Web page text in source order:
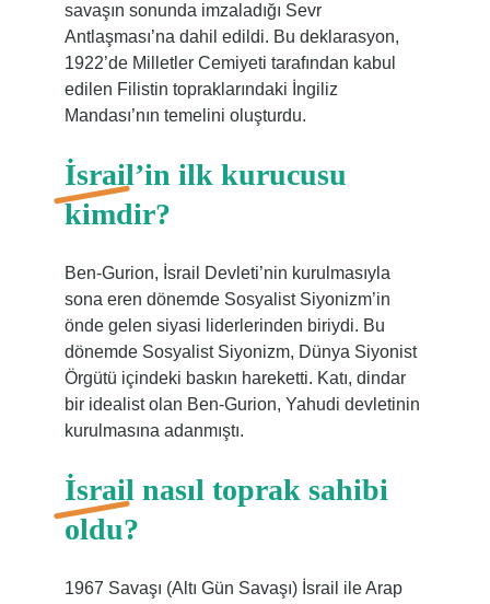
savaşın sonunda imzaladığı Sevr
Antlaşması’na dahil edildi. Bu deklarasyon,
1922’de Milletler Cemiyeti tarafından kabul
edilen Filistin topraklarındaki İngiliz
Mandası’nın temelini oluşturdu.
İsrail’in ilk kurucusu
kimdir?
Ben-Gurion, İsrail Devleti’nin kurulmasıyla
sona eren dönemde Sosyalist Siyonizm’in
önde gelen siyasi liderlerinden biriydi. Bu
dönemde Sosyalist Siyonizm, Dünya Siyonist
Örgütü içindeki baskın hareketti. Katı, dindar
bir idealist olan Ben-Gurion, Yahudi devletinin
kurulmasına adanmıştı.
İsrail nasıl toprak sahibi
oldu?
1967 Savaşı (Altı Gün Savaşı) İsrail ile Arap